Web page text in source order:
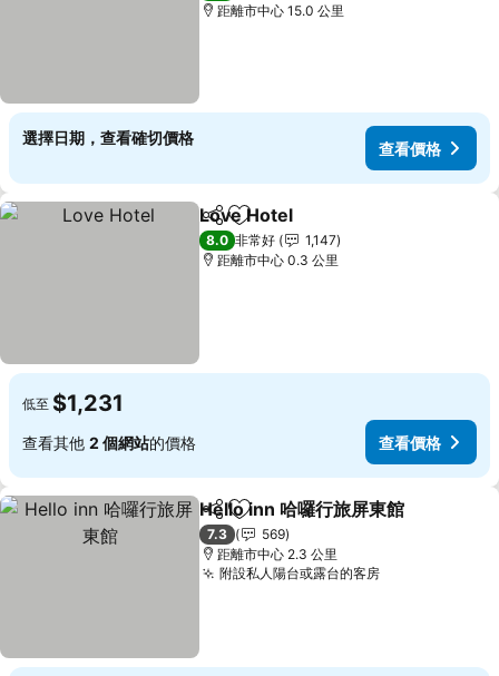
距離市中心 15.0 公里
選擇日期，查看確切價格
查看價格
分享 加入我的最愛
Love Hotel
8.0 非常好
1,147
距離市中心 0.3 公里
低至 $1,231
查看其他 2 個網站的價格 查看價格
分享 加入我的最愛
Hello inn 哈囉行旅屏東館
7.3
569
距離市中心 2.3 公里
附設私人陽台或露台的客房